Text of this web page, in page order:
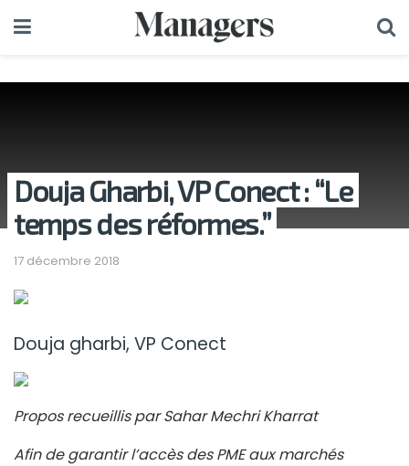
Douja Gharbi, VP Conect : “Le
temps des réformes.”
17 décembre 2018
Douja gharbi, VP Conect
Propos recueillis par Sahar Mechri Kharrat
Afin de garantir l’accès des PME aux marchés